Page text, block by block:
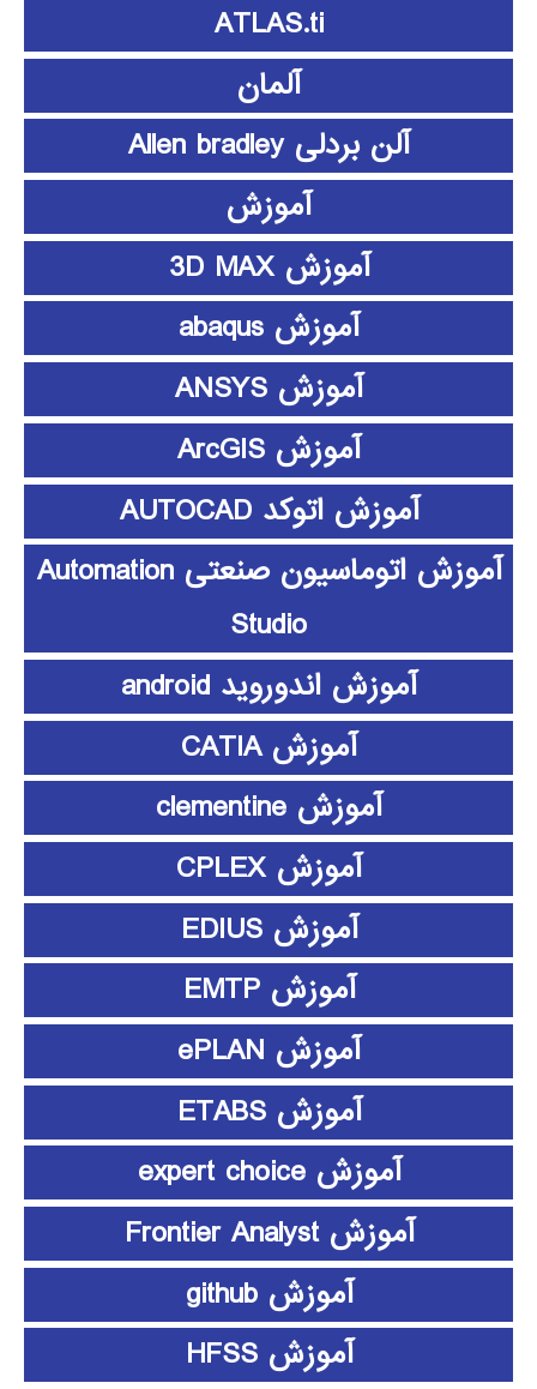
ATLAS.ti
آلمان
آلن بردلی Allen bradley
آموزش
آموزش 3D MAX
آموزش abaqus
آموزش ANSYS
آموزش ArcGIS
آموزش اتوکد AUTOCAD
آموزش اتوماسیون صنعتی Automation
Studio
آموزش اندوروید android
آموزش CATIA
آموزش clementine
آموزش CPLEX
آموزش EDIUS
آموزش EMTP
آموزش ePLAN
آموزش ETABS
آموزش expert choice
آموزش Frontier Analyst
آموزش github
آموزش HFSS